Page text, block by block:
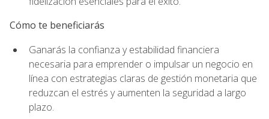
Cómo te beneficiarás
Ganarás la confianza y estabilidad financiera
necesaria para emprender o impulsar un negocio en
línea con estrategias claras de gestión monetaria que
reduzcan el estrés y aumenten la seguridad a largo
plazo.